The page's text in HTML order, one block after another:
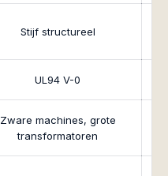
Stijf structureel
UL94 V-0
Zware machines, grote
transformatoren